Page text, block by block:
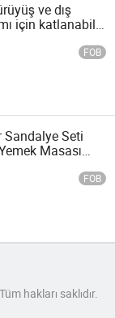
ve dış
için katlanabilir
FOB
Sandalye Seti
Masası
FOB
hakları saklıdır.